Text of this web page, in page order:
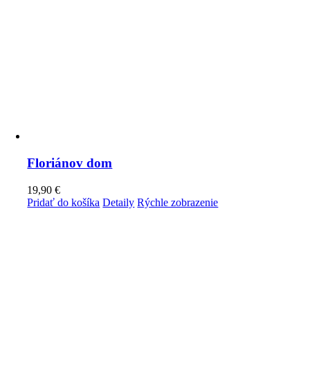
Floriánov dom
19,90€
Pridať do košíka Detaily Rýchle zobrazenie